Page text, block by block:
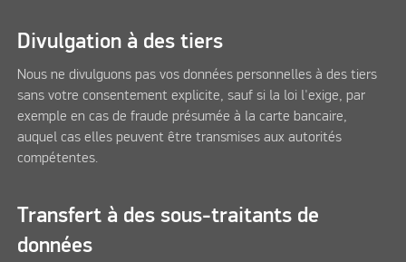
Divulgation à des tiers
Nous ne divulguons pas vos données personnelles à des tiers
sans votre consentement explicite, sauf si la loi l'exige, par
exemple en cas de fraude présumée à la carte bancaire,
auquel cas elles peuvent être transmises aux autorités
compétentes.
Transfert à des sous-traitants de
données